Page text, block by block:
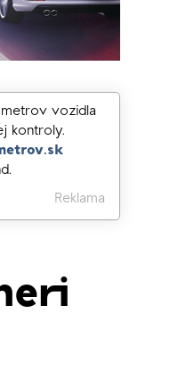
vozidla
kontroly.
Reklama